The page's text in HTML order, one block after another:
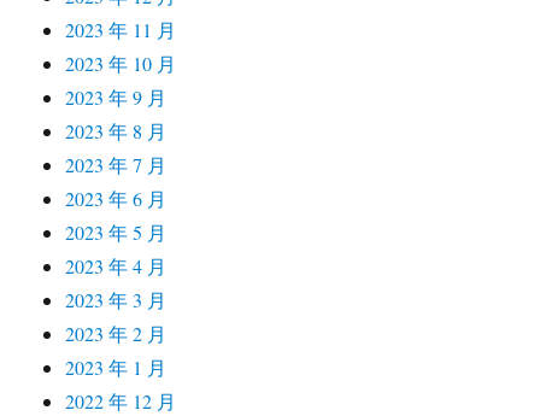
2023 年 11 月
2023 年 10 月
2023 年 9 月
2023 年 8 月
2023 年 7 月
2023 年 6 月
2023 年 5 月
2023 年 4 月
2023 年 3 月
2023 年 2 月
2023 年 1 月
2022 年 12 月